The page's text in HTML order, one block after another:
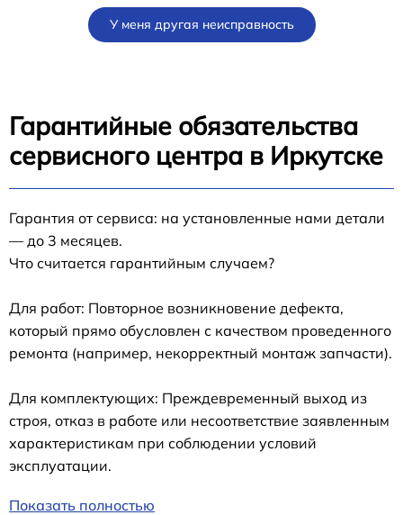
У меня другая неисправность
Гарантийные обязательства
сервисного центра в Иркутске
Гарантия от сервиса: на установленные нами детали
— до 3 месяцев.
Что считается гарантийным случаем?
Для работ: Повторное возникновение дефекта,
который прямо обусловлен с качеством проведенного
ремонта (например, некорректный монтаж запчасти).
Для комплектующих: Преждевременный выход из
строя, отказ в работе или несоответствие заявленным
характеристикам при соблюдении условий
эксплуатации.
Показать полностью